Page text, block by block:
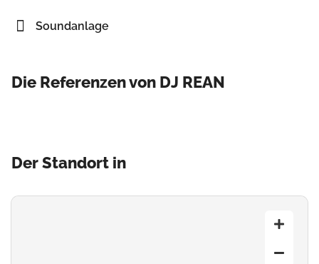
Soundanlage
Die Referenzen von DJ REAN
Der Standort in